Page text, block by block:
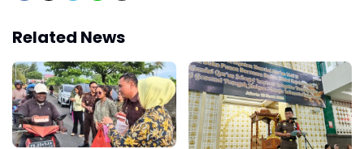
Related News